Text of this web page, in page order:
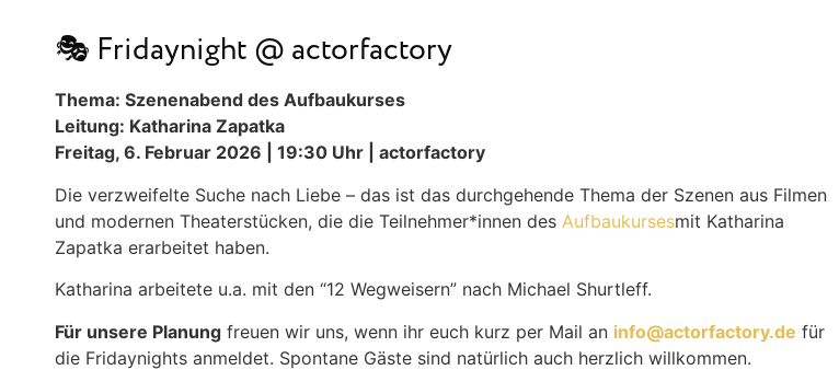
🎭 Fridaynight @ actorfactory
Thema: Szenenabend des Aufbaukurses
Leitung: Katharina Zapatka
Freitag, 6. Februar 2026 | 19:30 Uhr | actorfactory
Die verzweifelte Suche nach Liebe – das ist das durchgehende Thema der Szenen aus Filmen
und modernen Theaterstücken, die die Teilnehmer*innen des Aufbaukursesmit Katharina
Zapatka erarbeitet haben.
Katharina arbeitete u.a. mit den “12 Wegweisern” nach Michael Shurtleff.
Für unsere Planung freuen wir uns, wenn ihr euch kurz per Mail an info@actorfactory.de für
die Fridaynights anmeldet. Spontane Gäste sind natürlich auch herzlich willkommen.